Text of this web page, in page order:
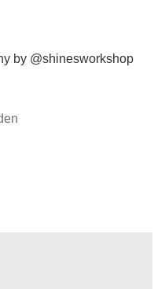
by @shinesworkshop